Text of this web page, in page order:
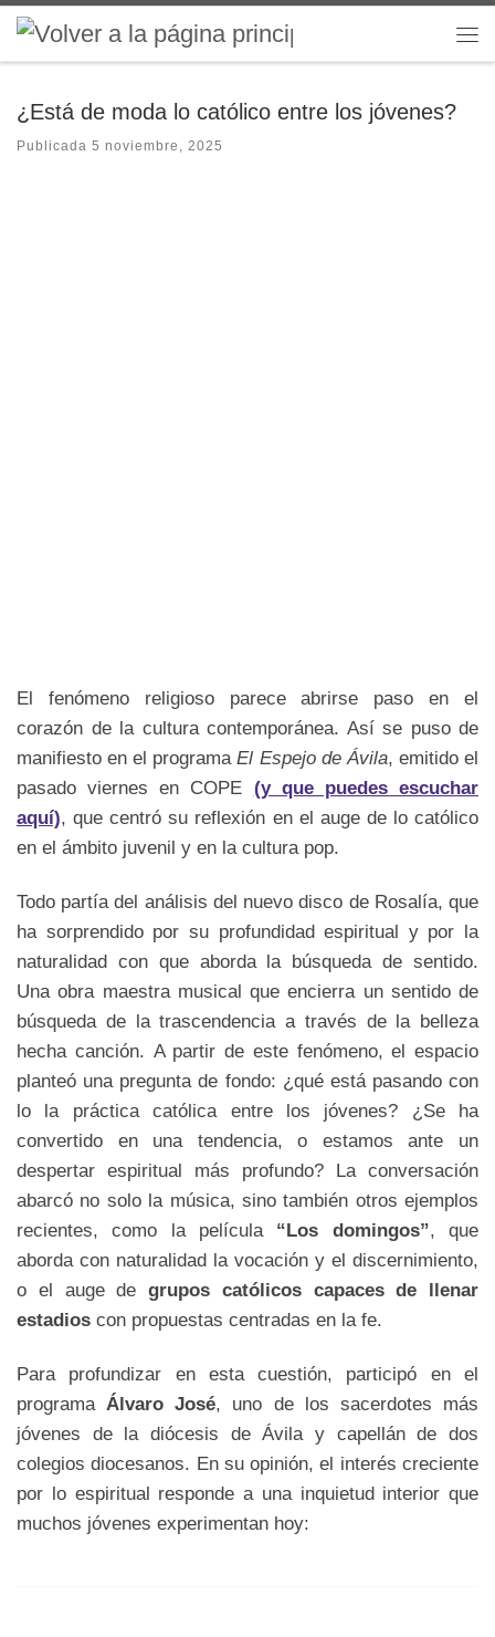
Saltar al contenido
¿Está de moda lo católico entre los jóvenes?
Publicada 5 noviembre, 2025
El fenómeno religioso parece abrirse paso en el
corazón de la cultura contemporánea. Así se puso de
manifiesto en el programaEl Espejo de Ávila, emitido el
pasado viernes en COPE (y que puedes escuchar
aquí), que centró su reflexión en el auge de lo católico
en el ámbito juvenil y en la cultura pop.
Todo partía del análisis del nuevo disco de Rosalía, que
ha sorprendido por su profundidad espiritual y por la
naturalidad con que aborda la búsqueda de sentido.
Una obra maestra musical que encierra un sentido de
búsqueda de la trascendencia a través de la belleza
hecha canción. A partir de este fenómeno, el espacio
planteó una pregunta de fondo: ¿qué está pasando con
lo la práctica católica entre los jóvenes? ¿Se ha
convertido en una tendencia, o estamos ante un
despertar espiritual más profundo? La conversación
abarcó no solo la música, sino también otros ejemplos
recientes, como la película “Los domingos”, que
aborda con naturalidad la vocación y el discernimiento,
o el auge de grupos católicos capaces de llenar
estadios con propuestas centradas en la fe.
Para profundizar en esta cuestión, participó en el
programa Álvaro José, uno de los sacerdotes más
jóvenes de la diócesis de Ávila y capellán de dos
colegios diocesanos. En su opinión, el interés creciente
por lo espiritual responde a una inquietud interior que
muchos jóvenes experimentan hoy: